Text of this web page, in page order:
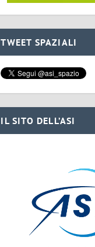
TWEET SPAZIALI
IL SITO DELL’ASI